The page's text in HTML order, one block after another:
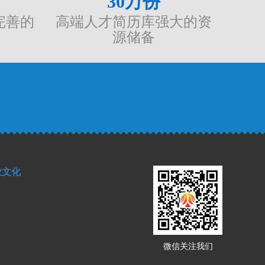
善的
高端人才简历库强大的资
源储备
化
微信关注我们